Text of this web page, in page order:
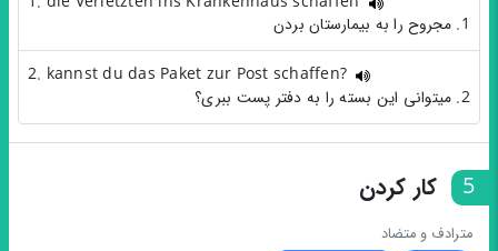
1. مجروح را به بیمارستان بردن
2. kannst du das Paket zur Post schaffen?
2. میتوانی این بسته را به دفتر پست ببری؟
5 کار کردن
مترادف و متضاد